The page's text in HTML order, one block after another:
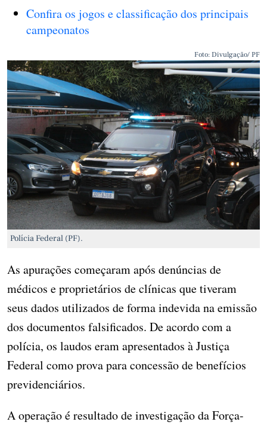
Confira os jogos e classificação dos principais
campeonatos
Foto: Divulgação/ PF
Polícia Federal (PF).
As apurações começaram após denúncias de
médicos e proprietários de clínicas que tiveram
seus dados utilizados de forma indevida na emissão
dos documentos falsificados. De acordo com a
polícia, os laudos eram apresentados à Justiça
Federal como prova para concessão de benefícios
previdenciários.
A operação é resultado de investigação da Força-